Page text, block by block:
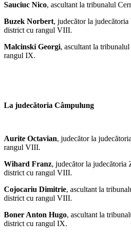
Sauciuc Nico, ascultant la tribunalul
Buzek Norbert, judecător la
district cu rangul VIII.
Malcinski Georgi, ascultant la
rangul IX.
La judecătoria Câmpulung
Aurite Octavian, judecător la
rangul VIII.
Wihard Franz, judecător la judecătoria
district cu rangul VIII.
Cojocariu Dimitrie, ascultant la
district cu rangul VIII.
Boner Anton Hugo, ascultant la
district cu rangul IX.